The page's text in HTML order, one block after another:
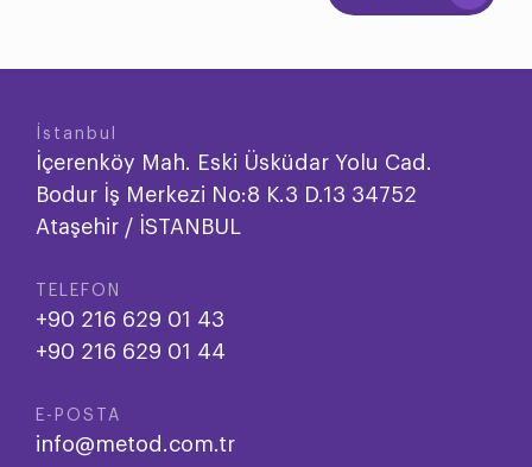
İstanbul
İçerenköy Mah. Eski Üsküdar Yolu Cad.
Bodur İş Merkezi No:8 K.3 D.13 34752
Ataşehir / İSTANBUL
TELEFON
+90 216 629 01 43
+90 216 629 01 44
E-POSTA
info@metod.com.tr